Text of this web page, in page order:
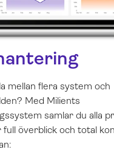
mellan flera system och
Med Milients
samlar du alla
full överblick och total